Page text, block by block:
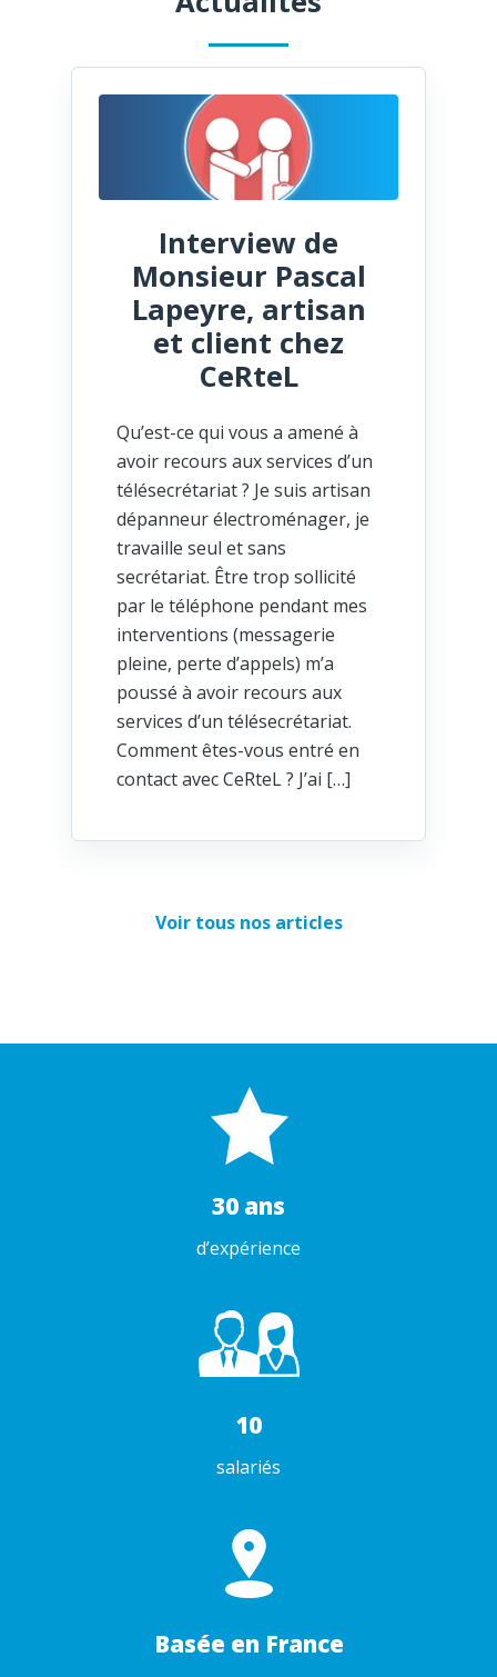
Interview de
Monsieur Pascal
Lapeyre, artisan
et client chez
CeRteL
Qu’est-ce qui vous a amené à
avoir recours aux services d’un
télésecrétariat ? Je suis artisan
dépanneur électroménager, je
travaille seul et sans
secrétariat. Être trop sollicité
par le téléphone pendant mes
interventions (messagerie
pleine, perte d’appels) m’a
poussé à avoir recours aux
services d’un télésecrétariat.
Comment êtes-vous entré en
contact avec CeRteL ? J’ai […]
Voir tous nos articles
30 ans
d’expérience
10
salariés
Basée en France